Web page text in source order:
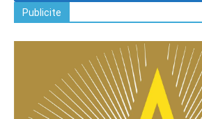
Publicite